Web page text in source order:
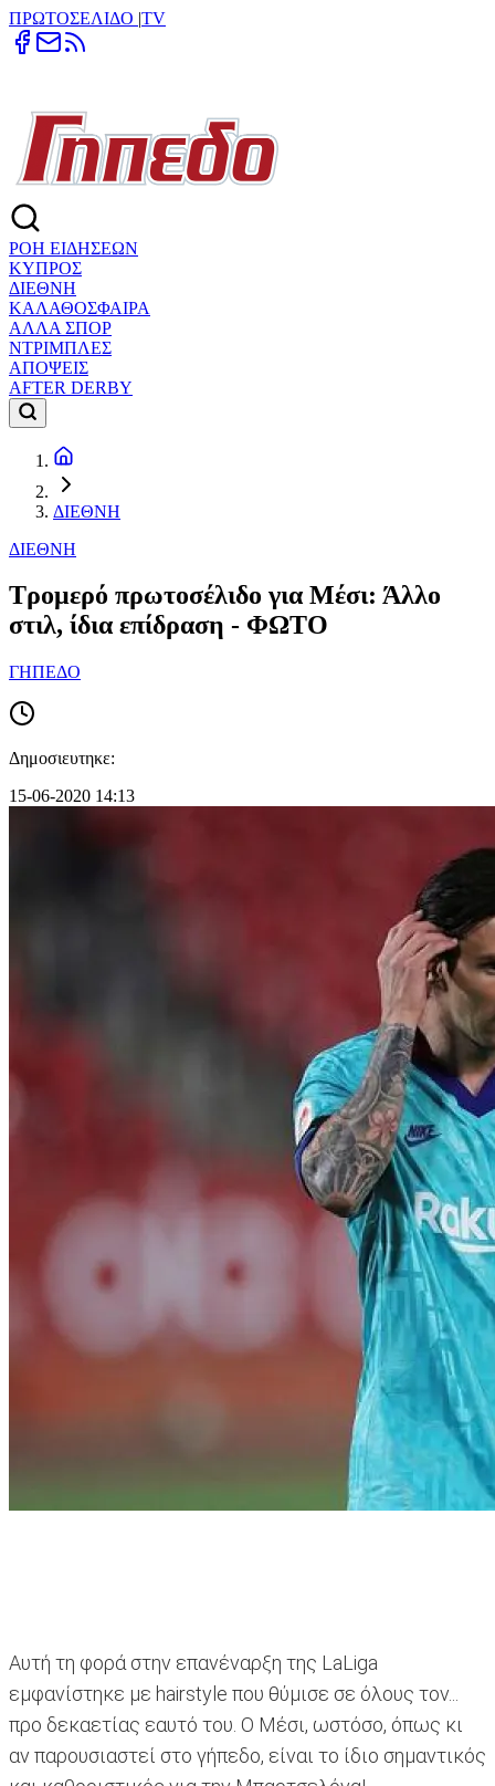
ΠΡΩΤΟΣΕΛΙΔΟ |TV
ΡΟΗ ΕΙΔΗΣΕΩΝ
ΚΥΠΡΟΣ
ΔΙΕΘΝΗ
ΚΑΛΑΘΟΣΦΑΙΡΑ
ΑΛΛΑ ΣΠΟΡ
ΝΤΡΙΜΠΛΕΣ
ΑΠΟΨΕΙΣ
AFTER DERBY
ΔΙΕΘΝΗ
ΔΙΕΘΝΗ
Τρομερό πρωτοσέλιδο για Μέσι: Άλλο
στιλ, ίδια επίδραση - ΦΩΤΟ
ΓΗΠΕΔΟ
Δημοσιευτηκε:
15-06-2020 14:13
Αυτή τη φορά στην επανέναρξη της LaLiga
εμφανίστηκε με hairstyle που θύμισε σε όλους τον...
προ δεκαετίας εαυτό του. Ο Μέσι, ωστόσο, όπως κι
αν παρουσιαστεί στο γήπεδο, είναι το ίδιο σημαντικός